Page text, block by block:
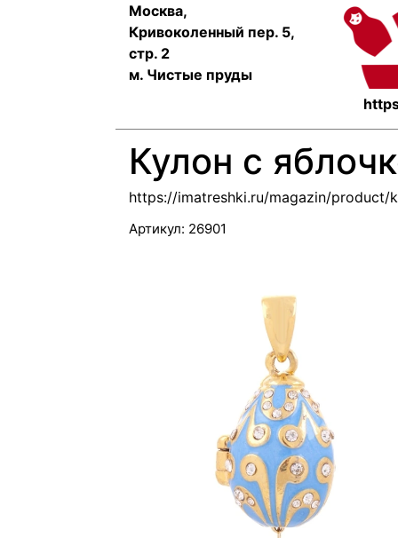
Москва,
Кривоколенный пер. 5,
стр. 2
м. Чистые пруды
Кулон с
https://imatreshki.ru/magazin/
Артикул: 26901